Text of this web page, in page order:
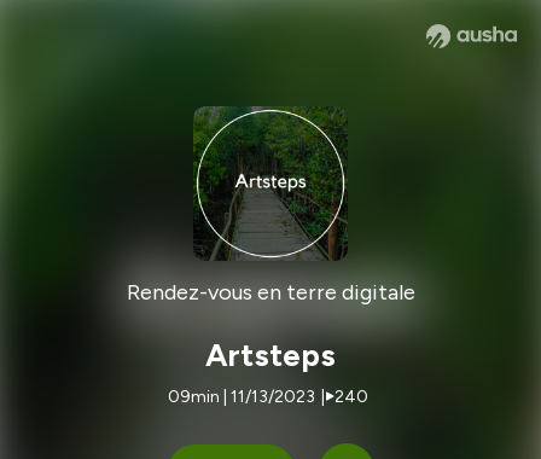
Rendez-vous en terre digitale
Artsteps
09min | 11/13/2023 240